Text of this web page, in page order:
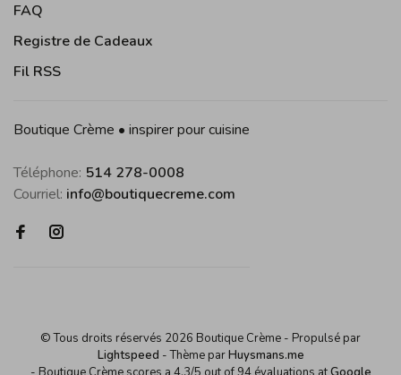
FAQ
Registre de Cadeaux
Fil RSS
Boutique Crème • inspirer pour cuisine
Téléphone: 514 278-0008
Courriel: info@boutiquecreme.com
© Tous droits réservés 2026 Boutique Crème - Propulsé par
Lightspeed - Thème parHuysmans.me